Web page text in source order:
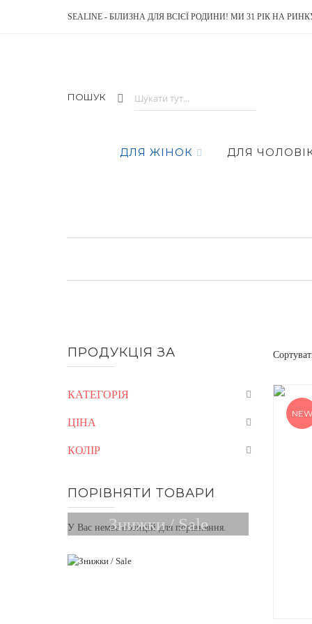
SEALINE - БІЛИЗНА ДЛЯ ВСІЄЇ РОДИНИ! МИ 31 РІК НА
ПОШУК
ДЛЯ ЖІНОК ДЛЯ
NEW
ПРОДУКЦІЯ ЗА
КАТЕГОРІЯ
ЦІНА
КОЛІР
ПОРІВНЯТИ ТОВАРИ
У Вас немає позицій для порівняння.
Знижки / Sale